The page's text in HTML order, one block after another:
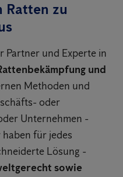
Ratten zu
Partner und Experte in
und
Methoden und
oder
Unternehmen -
für jedes
Lösung -
sowie